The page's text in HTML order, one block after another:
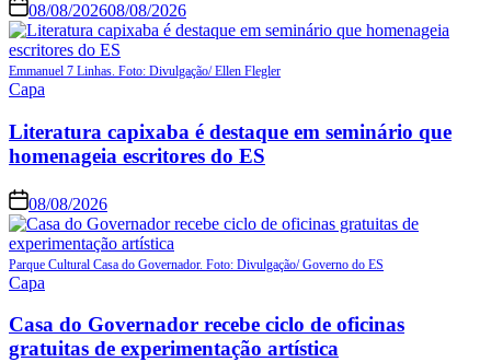
08/08/202608/08/2026
Emmanuel 7 Linhas. Foto: Divulgação/ Ellen Flegler
Capa
Literatura capixaba é destaque em seminário que
homenageia escritores do ES
08/08/2026
Parque Cultural Casa do Governador. Foto: Divulgação/ Governo do ES
Capa
Casa do Governador recebe ciclo de oficinas
gratuitas de experimentação artística